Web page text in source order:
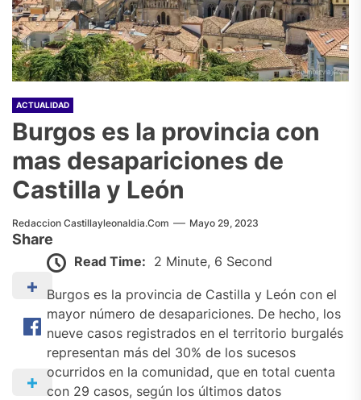
ACTUALIDAD
Burgos es la provincia con
mas desapariciones de
Castilla y León
Redaccion Castillayleonaldia.com Mayo 29, 2023
Share
Read Time: 2 Minute, 6 Second
Burgos es la provincia de Castilla y León con el
mayor número de desapariciones. De hecho, los
nueve casos registrados en el territorio burgalés
representan más del 30% de los sucesos
ocurridos en la comunidad, que en total cuenta
con 29 casos, según los últimos datos